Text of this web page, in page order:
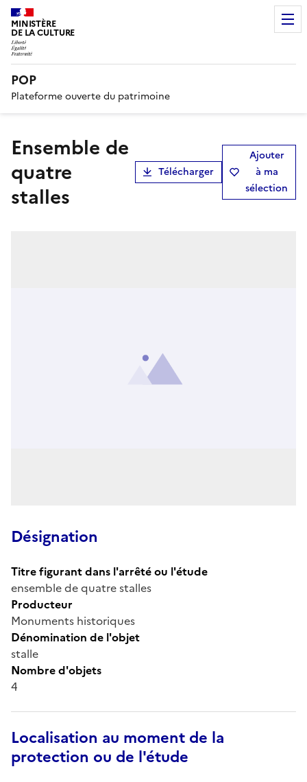
MINISTÈRE
DE LA CULTURE
POP
Plateforme ouverte du patrimoine
ensemble de
quatre
stalles
Télécharger
Ajouter
à ma
sélection
Désignation
Titre figurant dans l'arrêté ou l'étude
ensemble de quatre stalles
Producteur
Monuments historiques
Dénomination de l'objet
stalle
Nombre d'objets
4
Localisation au moment de la
protection ou de l'étude